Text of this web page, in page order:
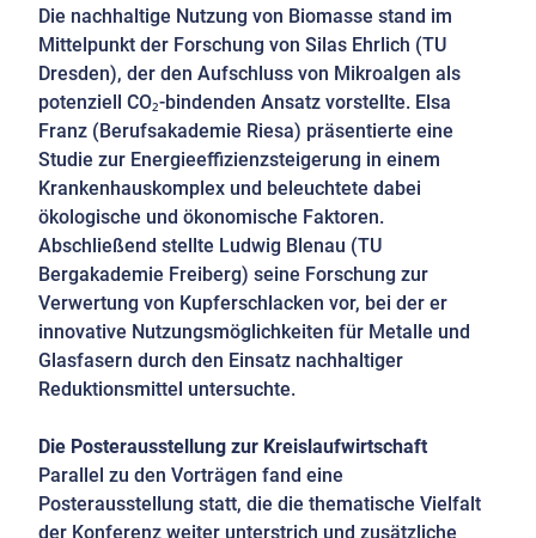
Die nachhaltige Nutzung von Biomasse stand im
Mittelpunkt der Forschung von Silas Ehrlich (TU
Dresden), der den Aufschluss von Mikroalgen als
potenziell CO₂-bindenden Ansatz vorstellte. Elsa
Franz (Berufsakademie Riesa) präsentierte eine
Studie zur Energieeffizienzsteigerung in einem
Krankenhauskomplex und beleuchtete dabei
ökologische und ökonomische Faktoren.
Abschließend stellte Ludwig Blenau (TU
Bergakademie Freiberg) seine Forschung zur
Verwertung von Kupferschlacken vor, bei der er
innovative Nutzungsmöglichkeiten für Metalle und
Glasfasern durch den Einsatz nachhaltiger
Reduktionsmittel untersuchte.
Die Posterausstellung zur Kreislaufwirtschaft
Parallel zu den Vorträgen fand eine
Posterausstellung statt, die die thematische Vielfalt
der Konferenz weiter unterstrich und zusätzliche